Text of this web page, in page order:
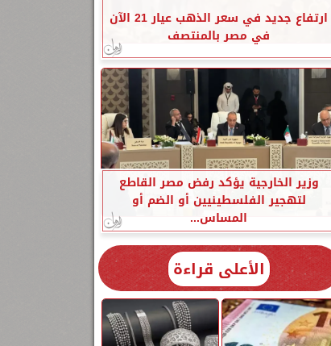
ارتفاع جديد في سعر الذهب عيار 21 الآن
في مصر بالمنتصف
وزير الخارجية يؤكد رفض مصر القاطع
لتهجير الفلسطينيين أو الضم أو
المساس...
الأعلى قراءة